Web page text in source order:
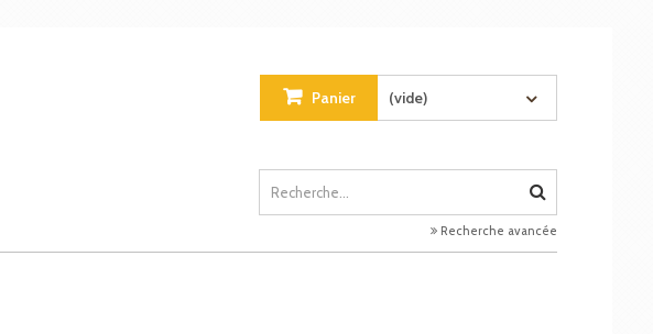
Panier (vide)
Recherche avancée